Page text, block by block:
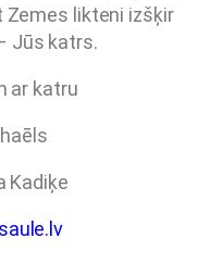
Zemes likteni izšķir
Jūs katrs.
ar katru
Kadiķe